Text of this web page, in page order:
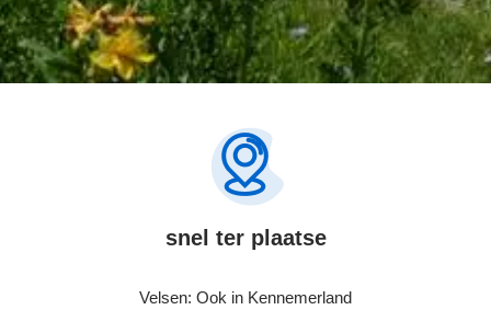
snel ter plaatse
Velsen: Ook in Kennemerland